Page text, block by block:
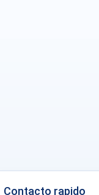
Contacto rapido